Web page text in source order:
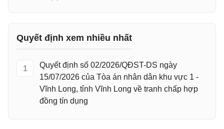
Quyết định xem nhiều nhất
1
Quyết định số 02/2026/QĐST-DS ngày
15/07/2026 của Tòa án nhân dân khu vực 1 -
Vĩnh Long, tỉnh Vĩnh Long về tranh chấp hợp
đồng tín dụng